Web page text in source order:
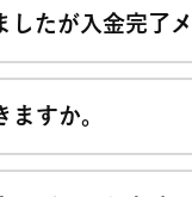
したが入金完了
ますか。